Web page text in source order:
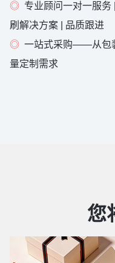
◎ 专业顾问一对一服务
刷解决方案 | 品质跟进
◎ 一站式采购——从包
量定制需求
您